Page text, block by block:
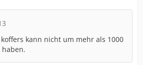
kann nicht um mehr als 1000